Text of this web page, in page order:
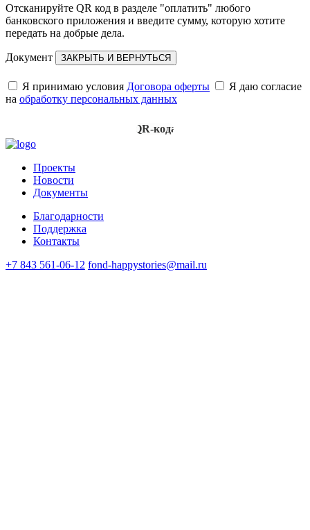
Отсканируйте QR код в разделе "оплатить" любого
банковского приложения и введите сумму, которую хотите
передать на добрые дела.
Документ ЗАКРЫТЬ И ВЕРНУТЬСЯ
Я принимаю условия Договора оферты
Я даю согласие
на обработку персональных данных
Для
QR-кода
Проекты
Новости
Документы
Благодарности
Поддержка
Контакты
+7 843 561-06-12 fond-happystories@mail.ru